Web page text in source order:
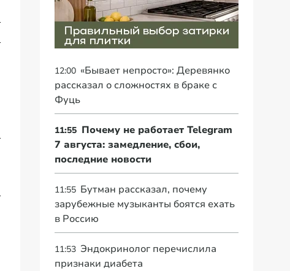
12:00 «Бывает непросто»: Деревянко
рассказал о сложностях в браке с
Фуць
11:55 Почему не работает Telegram
7 августа: замедление, сбои,
последние новости
11:55 Бутман рассказал, почему
зарубежные музыканты боятся ехать
в Россию
11:53 Эндокринолог перечислила
признаки диабета